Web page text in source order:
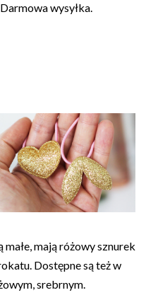
wysyłka.
małe, mają różowy sznurek
Dostępne są też w
srebrnym.